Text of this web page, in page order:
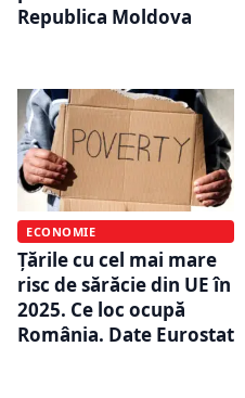
Republica Moldova
ECONOMIE
Țările cu cel mai mare
risc de sărăcie din UE în
2025. Ce loc ocupă
România. Date Eurostat